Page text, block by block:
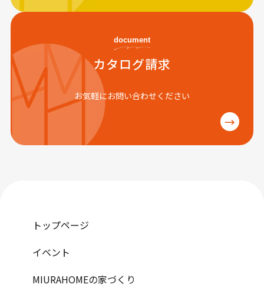
document
カタログ請求
お気軽にお問い合わせください
→
トップページ
イベント
MIURAHOMEの家づくり